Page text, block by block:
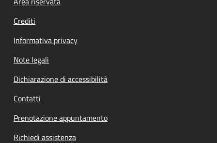
Crediti
Informativa privacy
Note legali
Dichiarazione di accessibilità
Contatti
Prenotazione appuntamento
Richiedi assistenza